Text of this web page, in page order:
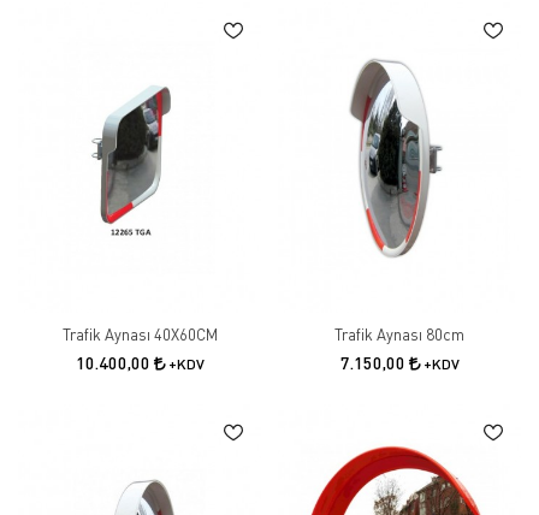
Trafik Aynası 40X60CM
10.400,00 +KDV
Trafik Aynası 80cm
7.150,00 +KDV